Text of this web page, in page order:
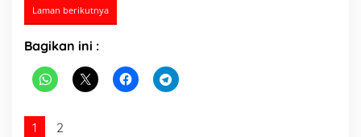
Laman berikutnya
Bagikan ini :
1 2